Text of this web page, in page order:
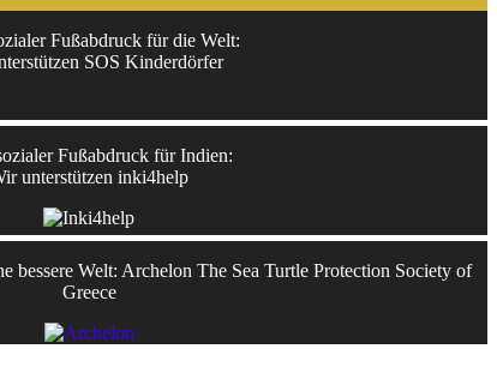
Fußabdruck für die Welt:
SOS Kinderdörfer
Fußabdruck für Indien:
unterstützen inki4help
bessere Welt: Archelon The Sea Turtle Protection Society of
Greece